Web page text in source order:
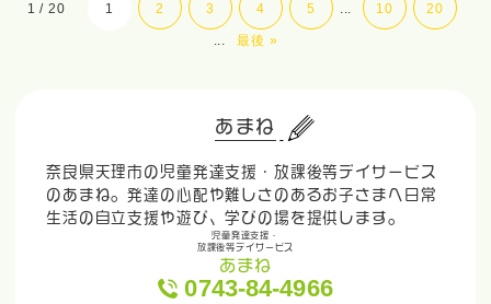
1 / 20 1 2 3 4 5 ... 10 20
... 最後 »
あまね
奈良県天理市の児童発達支援・放課後等デイサービス
のあまね。発達の心配や難しさのあるお子さまへ日常
生活の自立支援や遊び、学びの場を提供します。
児童発達支援・
放課後等デイサービス
あまね
0743-84-4966